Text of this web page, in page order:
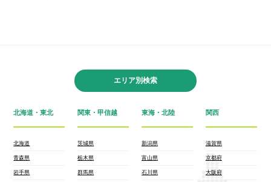
エリア別検索
北海道・東北
北海道
青森県
岩手県
関東・甲信越
茨城県
栃木県
群馬県
東海・北陸
新潟県
富山県
石川県
関西
滋賀県
京都府
大阪府